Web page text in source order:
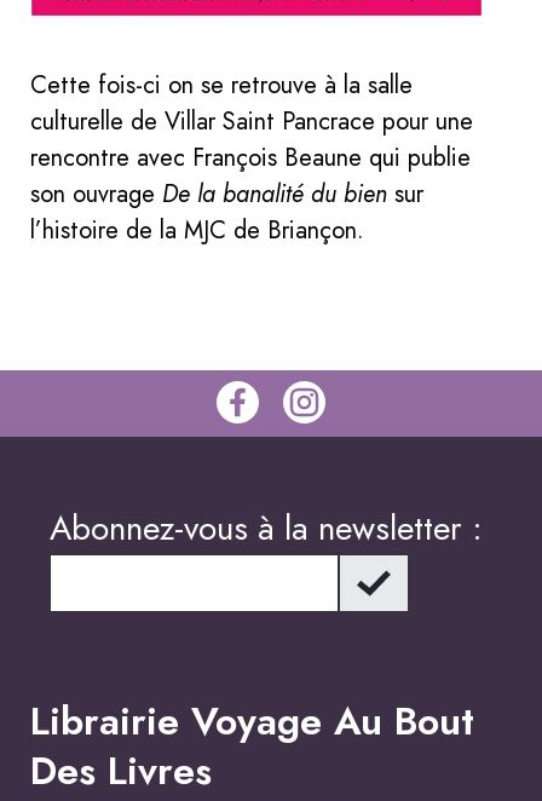
Cette fois-ci on se retrouve à la salle
culturelle de Villar Saint Pancrace pour une
rencontre avec François Beaune qui publie
son ouvrage De la banalité du bien sur
l’histoire de la MJC de Briançon.
Abonnez-vous à la newsletter :
Librairie Voyage Au Bout
Des Livres